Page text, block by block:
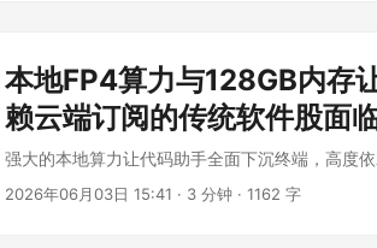
本地FP4算力与128GB内存
赖云端订阅的传统软件股面
强大的本地算力让代码助手全面下沉终端，高度
2026年06月03日 15:41 · 3 分钟 · 1162 字